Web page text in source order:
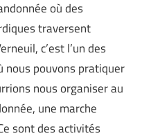
où des
traversent
c’est l’un des
nous pouvons pratiquer
nous organiser au
une marche
sont des activités